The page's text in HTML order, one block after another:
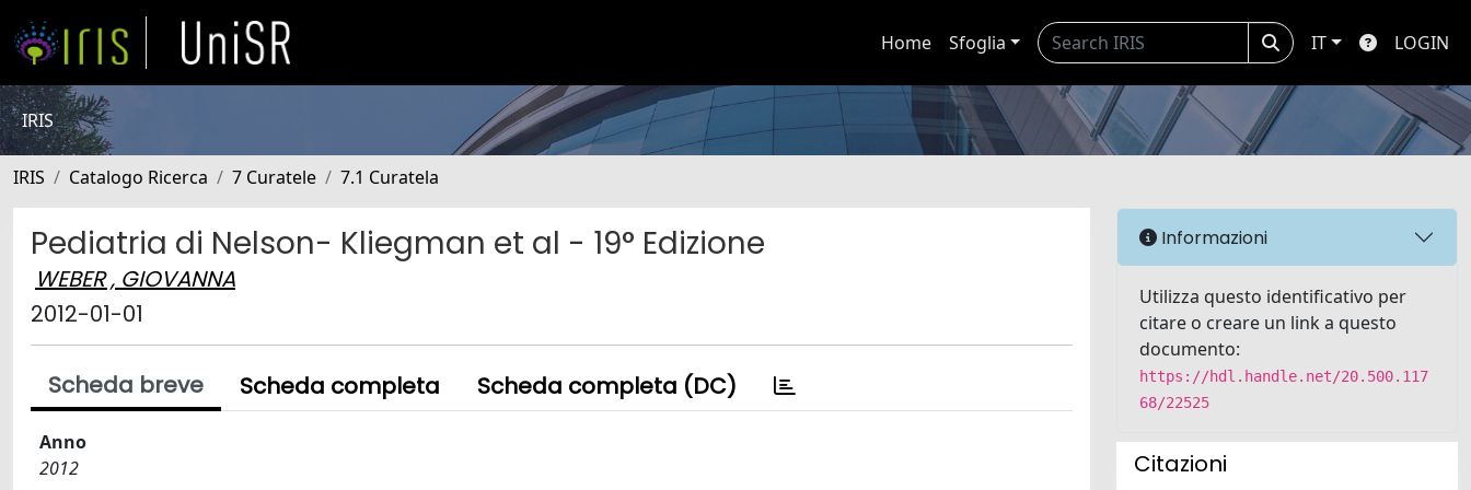
Home Sfoglia IT LOGIN
IRIS
IRIS Catalogo Ricerca 7 Curatele 7.1 Curatela
Pediatria di Nelson- Kliegman et al - 19° Edizione
WEBER , GIOVANNA
2012-01-01
Scheda breve Scheda completa Scheda completa (DC)
Anno
2012
Informazioni
Utilizza questo identificativo per
citare o creare un link a questo
documento:
https://hdl.handle.net/20.500.117
68/22525
Citazioni